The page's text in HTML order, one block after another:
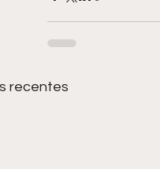
recentes